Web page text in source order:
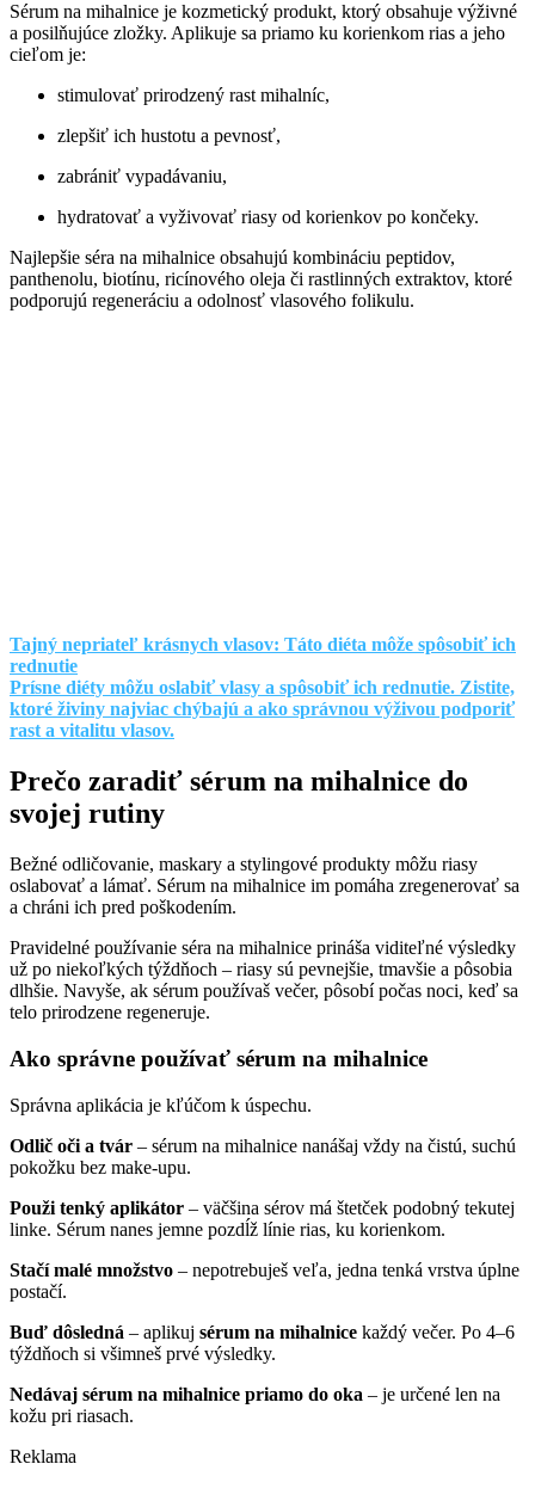
Sérum na mihalnice je kozmetický produkt, ktorý obsahuje výživné
a posilňujúce zložky. Aplikuje sa priamo ku korienkom rias a jeho
cieľom je:
stimulovať prirodzený rast mihalníc,
zlepšiť ich hustotu a pevnosť,
zabrániť vypadávaniu,
hydratovať a vyživovať riasy od korienkov po končeky.
Najlepšie séra na mihalnice obsahujú kombináciu peptidov,
panthenolu, biotínu, ricínového oleja či rastlinných extraktov, ktoré
podporujú regeneráciu a odolnosť vlasového folikulu.
Tajný nepriateľ krásnych vlasov: Táto diéta môže spôsobiť ich
rednutie
Prísne diéty môžu oslabiť vlasy a spôsobiť ich rednutie. Zistite,
ktoré živiny najviac chýbajú a ako správnou výživou podporiť
rast a vitalitu vlasov.
Prečo zaradiť sérum na mihalnice do
svojej rutiny
Bežné odličovanie, maskary a stylingové produkty môžu riasy
oslabovať a lámať. Sérum na mihalnice im pomáha zregenerovať sa
a chráni ich pred poškodením.
Pravidelné používanie séra na mihalnice prináša viditeľné výsledky
už po niekoľkých týždňoch – riasy sú pevnejšie, tmavšie a pôsobia
dlhšie. Navyše, ak sérum používaš večer, pôsobí počas noci, keď sa
telo prirodzene regeneruje.
Ako správne používať sérum na mihalnice
Správna aplikácia je kľúčom k úspechu.
Odlič oči a tvár – sérum na mihalnice nanášaj vždy na čistú, suchú
pokožku bez make-upu.
Použi tenký aplikátor – väčšina sérov má štetček podobný tekutej
linke. Sérum nanes jemne pozdĺž línie rias, ku korienkom.
Stačí malé množstvo – nepotrebuješ veľa, jedna tenká vrstva úplne
postačí.
Buď dôsledná – aplikuj sérum na mihalnice každý večer. Po 4–6
týždňoch si všimneš prvé výsledky.
Nedávaj sérum na mihalnice priamo do oka – je určené len na
kožu pri riasach.
Reklama